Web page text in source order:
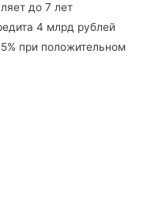
до 7 лет
4 млрд рублей
при положительном